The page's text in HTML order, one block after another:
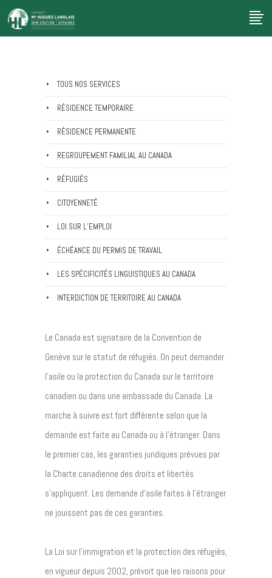
TOUS NOS SERVICES
RÉSIDENCE TEMPORAIRE
RÉSIDENCE PERMANENTE
REGROUPEMENT FAMILIAL AU CANADA
RÉFUGIÉS
CITOYENNETÉ
LOI SUR L’EMPLOI
ÉCHÉANCE DU PERMIS DE TRAVAIL
LES SPÉCIFICITÉS LINGUISTIQUES AU CANADA
INTERDICTION DE TERRITOIRE AU CANADA
Le Canada est signataire de la Convention de
Genève sur le statut de réfugiés. On peut demander
l’asile ou la protection du Canada sur le territoire
canadien ou dans une ambassade du Canada. La
marche à suivre est fort différente selon que la
demande est faite au Canada ou à l’étranger. Dans
le premier cas, les garanties juridiques prévues par
la Charte canadienne des droits et libertés
s’appliquent. Les demande d’asile faites à l’étranger
ne jouissent pas de ces garanties.
La Loi sur l’immigration et la protection des réfugiés,
en vigueur depuis 2002, prévoit que les raisons pour